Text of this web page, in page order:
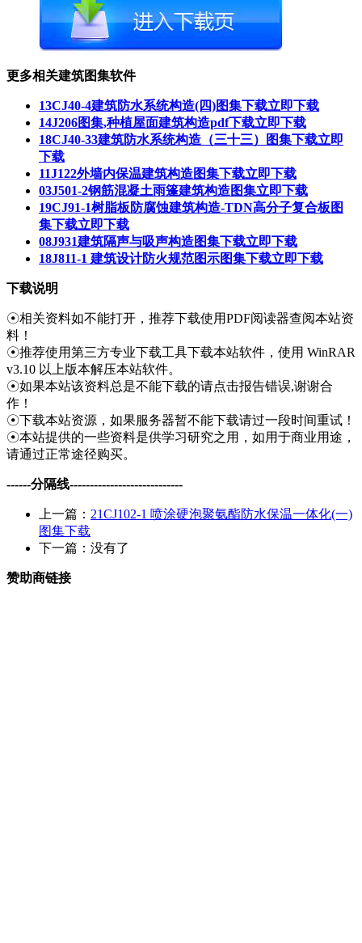
更多相关建筑图集软件
13CJ40-4建筑防水系统构造(四)图集下载立即下载
14J206图集,种植屋面建筑构造pdf下载立即下载
18CJ40-33建筑防水系统构造（三十三）图集下载立即
下载
11J122外墙内保温建筑构造图集下载立即下载
03J501-2钢筋混凝土雨篷建筑构造图集立即下载
19CJ91-1树脂板防腐蚀建筑构造-TDN高分子复合板图
集下载立即下载
08J931建筑隔声与吸声构造图集下载立即下载
18J811-1 建筑设计防火规范图示图集下载立即下载
下载说明
☉相关资料如不能打开，推荐下载使用PDF阅读器查阅本站资
料！
☉推荐使用第三方专业下载工具下载本站软件，使用 WinRAR
v3.10 以上版本解压本站软件。
☉如果本站该资料总是不能下载的请点击报告错误,谢谢合
作！
☉下载本站资源，如果服务器暂不能下载请过一段时间重试！
☉本站提供的一些资料是供学习研究之用，如用于商业用途，
请通过正常途径购买。
------分隔线----------------------------
上一篇： 21CJ102-1 喷涂硬泡聚氨酯防水保温一体化(一)
图集下载
下一篇：没有了
赞助商链接